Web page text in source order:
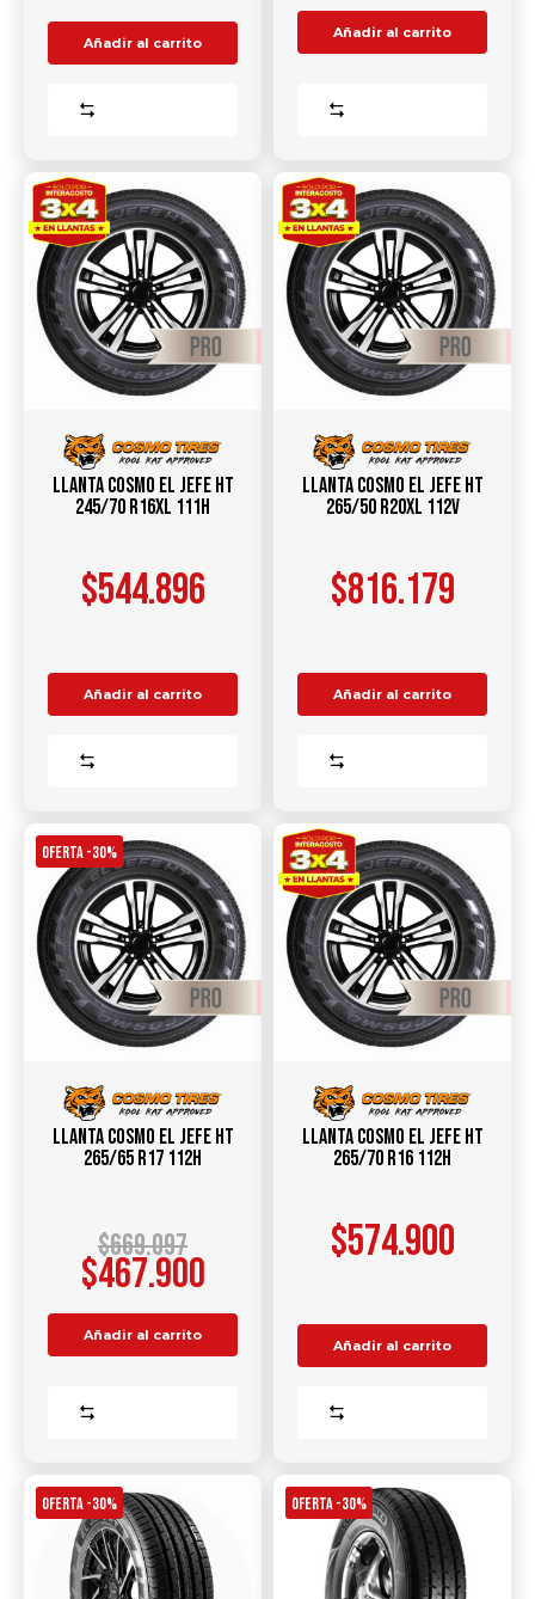
Añadir al carrito
Añadir al carrito
Llanta COSMO EL JEFE HT
245/70 R16XL 111H
$544.896
Añadir al carrito
Llanta COSMO EL JEFE HT
265/50 R20XL 112V
$816.179
Añadir al carrito
OFERTA -30%
Llanta COSMO EL JEFE HT
265/65 R17 112H
$669.097
$467.900
Añadir al carrito
Llanta COSMO EL JEFE HT
265/70 R16 112H
$574.900
Añadir al carrito
OFERTA -30% OFERTA -30%